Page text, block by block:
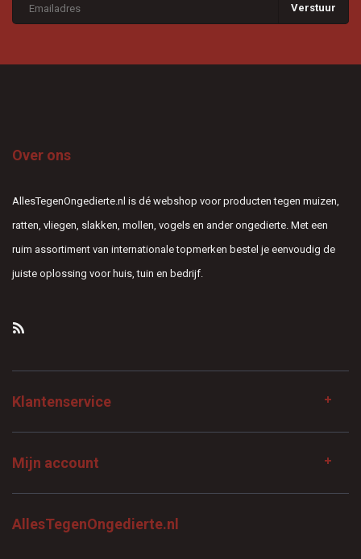
Verstuur
Over ons
AllesTegenOngedierte.nl is dé webshop voor producten tegen muizen,
ratten, vliegen, slakken, mollen, vogels en ander ongedierte. Met een
ruim assortiment van internationale topmerken bestel je eenvoudig de
juiste oplossing voor huis, tuin en bedrijf.
Klantenservice
Mijn account
AllesTegenOngedierte.nl